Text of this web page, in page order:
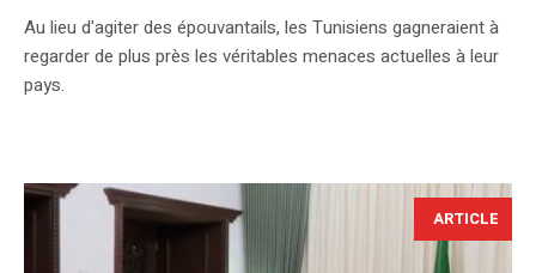
Au lieu d'agiter des épouvantails, les Tunisiens gagneraient à
regarder de plus près les véritables menaces actuelles à leur
pays.
ARTICLE